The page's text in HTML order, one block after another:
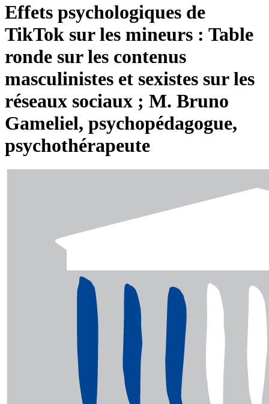
Effets psychologiques de
TikTok sur les mineurs : Table
ronde sur les contenus
masculinistes et sexistes sur les
réseaux sociaux ; M. Bruno
Gameliel, psychopédagogue,
psychothérapeute